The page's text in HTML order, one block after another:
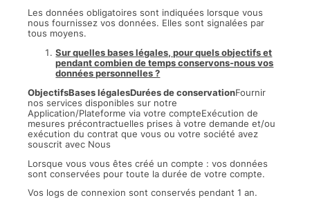
Les données obligatoires sont indiquées lorsque vous
nous fournissez vos données. Elles sont signalées par
tous moyens.
Sur quelles bases légales, pour quels objectifs et
pendant combien de temps conservons-nous vos
données personnelles ?
ObjectifsBases légalesDurées de conservationFournir
nos services disponibles sur notre
Application/Plateforme via votre compteExécution de
mesures précontractuelles prises à votre demande et/ou
exécution du contrat que vous ou votre société avez
souscrit avec Nous
Lorsque vous vous êtes créé un compte : vos données
sont conservées pour toute la durée de votre compte.
Vos logs de connexion sont conservés pendant 1 an.